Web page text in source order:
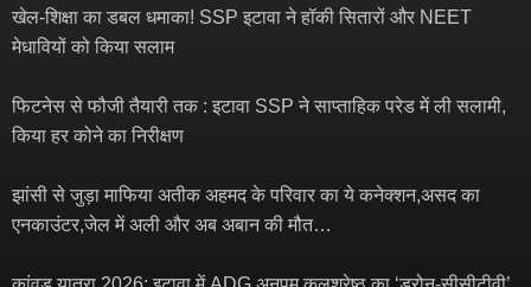
खेल-शिक्षा का डबल धमाका! SSP इटावा ने हॉकी सितारों और NEET
मेधावियों को किया सलाम
फिटनेस से फौजी तैयारी तक : इटावा SSP ने साप्ताहिक परेड में ली सलामी,
किया हर कोने का निरीक्षण
झांसी से जुड़ा माफिया अतीक अहमद के परिवार का ये कनेक्शन,असद का
एनकाउंटर,जेल में अली और अब अबान की मौत…